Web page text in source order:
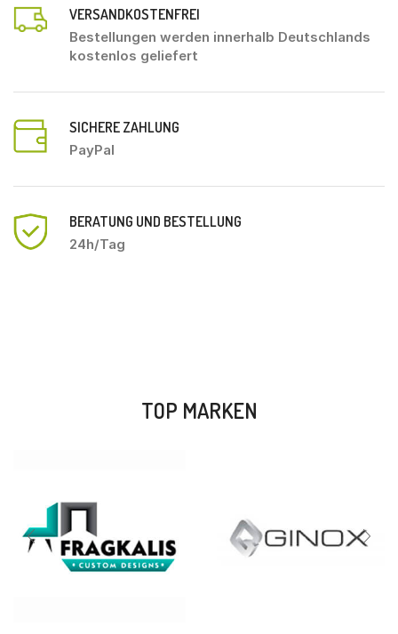
VERSANDKOSTENFREI
Bestellungen werden innerhalb Deutschlands
kostenlos geliefert
SICHERE ZAHLUNG
PayPal
BERATUNG UND BESTELLUNG
24h/Tag
TOP MARKEN